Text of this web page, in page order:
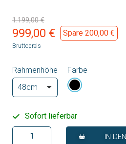
1.199,00 €
999,00 € Spare 200,00 €
Bruttopreis
Rahmenhöhe Farbe
Sofort lieferbar
IN